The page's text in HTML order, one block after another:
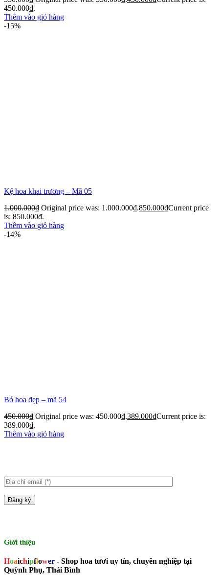
450.000₫.
Thêm vào giỏ hàng
-15%
Kệ hoa khai trương – Mã 05
1.000.000₫ Original price was: 1.000.000₫.850.000₫Current price
is: 850.000₫.
Thêm vào giỏ hàng
-14%
Bó hoa đẹp – mã 54
450.000₫ Original price was: 450.000₫.389.000₫Current price is:
389.000₫.
Thêm vào giỏ hàng
Giới thiệu
Hoaichipflower - Shop hoa tươi uy tín, chuyên nghiệp tại
Quỳnh Phụ, Thái Bình